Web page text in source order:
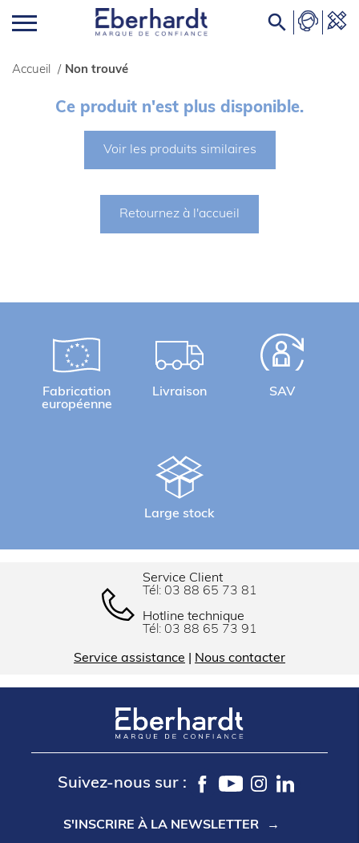

Accueil / Non trouvé
Ce produit n'est plus disponible.
Voir les produits similaires
Retournez à l'accueil
Fabrication
européenne
Livraison SAV
Large stock
Service Client
Tél: 03 88 65 73 81
Hotline technique
Tél: 03 88 65 73 91
Service assistance Nous contacter
Suivez-nous sur :
S'INSCRIRE À LA NEWSLETTER